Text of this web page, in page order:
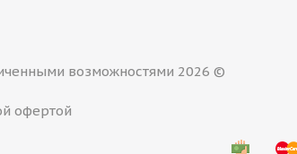
возможностями 2026 ©
офертой